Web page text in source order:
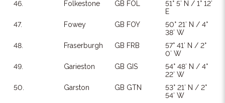
46.
Folkestone GB FOL
51° 5′ N / 1° 12′
E
47.
Fowey GB FOY
50° 21′ N / 4°
38′ W
48.
Fraserburgh GB FRB
57° 41′ N / 2°
0′ W
49.
Garieston GB GIS
54° 48′ N / 4°
22′ W
50.
Garston GB GTN
53° 21′ N / 2°
54′ W